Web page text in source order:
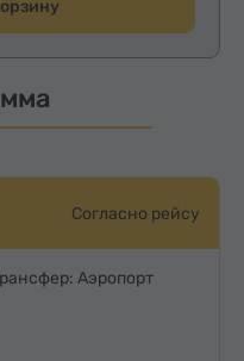
Согласно рейсу
Аэропорт